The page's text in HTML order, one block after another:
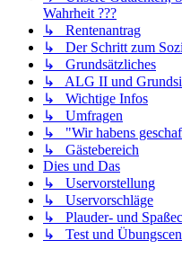
Wahrheit ???
↳ Rentenantrag
↳ Der Schritt zum
↳ Grundsätzliches
↳ ALG II und
↳ Wichtige Infos
↳ Umfragen
↳ "Wir habens
↳ Gästebereich
Dies und Das
↳ Uservorstellung
↳ Uservorschläge
↳ Plauder- und
↳ Test und